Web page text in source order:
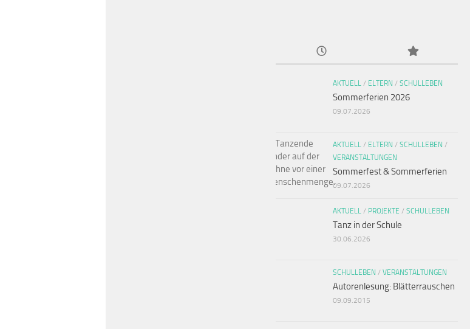
AKTUELL / ELTERN / SCHULLEBEN
Sommerferien 2026
09.07.2026
AKTUELL / ELTERN / SCHULLEBEN /
VERANSTALTUNGEN
Sommerfest & Sommerferien
09.07.2026
AKTUELL / PROJEKTE / SCHULLEBEN
Tanz in der Schule
30.06.2026
SCHULLEBEN / VERANSTALTUNGEN
Autorenlesung: Blätterrauschen
09.09.2015